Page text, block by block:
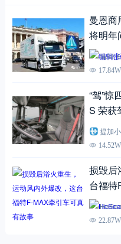
曼恩商
将明年
编辑
17.84W
“驾”惊
S 荣获
提加
14.52W
损毁后
台福特
22.87W